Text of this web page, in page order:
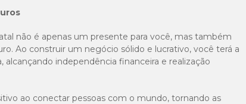
não é apenas um presente para você, mas também
Ao construir um negócio sólido e lucrativo, você terá a
independência financeira e realização
ao conectar pessoas com o mundo, tornando as